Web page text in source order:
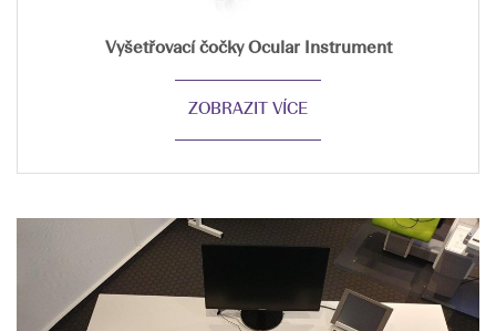
Vyšetřovací čočky Ocular Instrument
ZOBRAZIT VÍCE